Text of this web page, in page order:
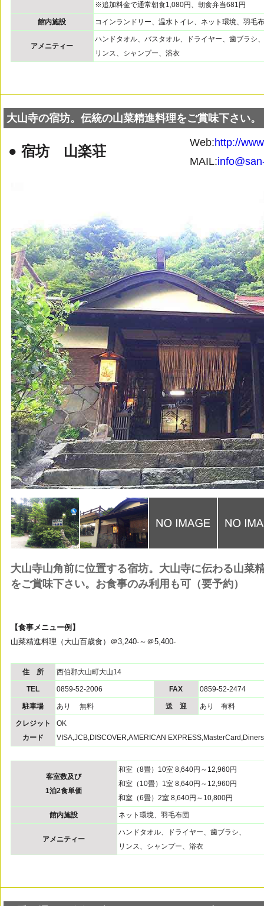
※追加料金で通常朝食1,080円、朝食弁当681円
館内施設 コインランドリー、温水トイレ、ネット環境、羽毛
アメニティー
ハンドタオル、バスタオル、ドライヤー、歯ブラシ、
リンス、シャンプー、浴衣
大山寺の宿坊。伝統の山菜精進料理をご賞味下さい。
● 宿坊 山楽荘
Web:http://
MAIL:
大山寺山角前に位置する宿坊。大山寺に伝わる山菜
をご賞味下さい。お食事のみ利用も可（要予約）
【食事メニュー例】
山菜精進料理（大山百歳食）＠3,240-～＠5,400-
住 所 西伯郡大山町大山14
TEL 0859-52-2006 FAX 0859-52-2474
駐車場 あり 無料 送 迎 あり 有料
クレジット
カード
OK
VISA,JCB,DISCOVER,AMERICAN
客室数及び
1泊2食単価
和室（8畳）10室 8,640円～12,960円
和室（10畳）1室 8,640円～12,960円
和室（6畳）2室 8,640円～10,800円
館内施設 ネット環境、羽毛布団
アメニティー
ハンドタオル、ドライヤー、歯ブラシ、
リンス、シャンプー、浴衣